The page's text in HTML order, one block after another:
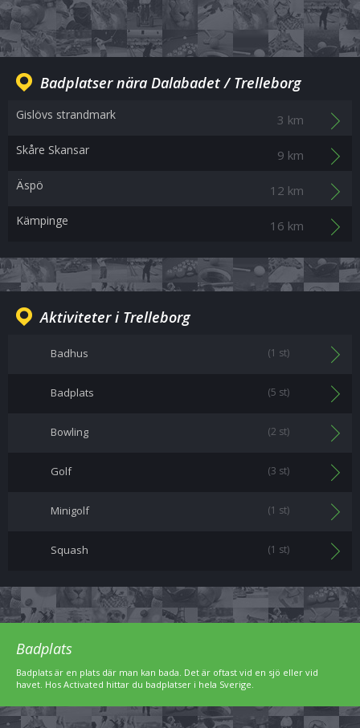
Badplatser nära Dalabadet / Trelleborg
Gislövs strandmark 3 km
Skåre Skansar 9 km
Äspö 12 km
Kämpinge 16 km
Aktiviteter i Trelleborg
Badhus (1 st)
Badplats (5 st)
Bowling (2 st)
Golf (3 st)
Minigolf (1 st)
Squash (1 st)
Badplats
Badplats är en plats där man kan bada. Det är oftast vid en sjö eller vid
havet. Hos Activated hittar du badplatser i hela Sverige.